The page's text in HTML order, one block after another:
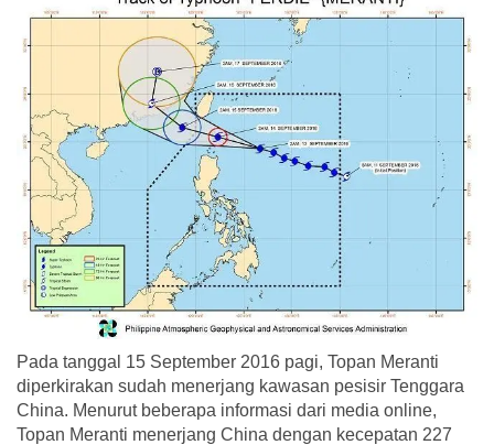
Pada tanggal 15 September 2016 pagi, Topan Meranti
diperkirakan sudah menerjang kawasan pesisir Tenggara
China. Menurut beberapa informasi dari media online,
Topan Meranti menerjang China dengan kecepatan 227